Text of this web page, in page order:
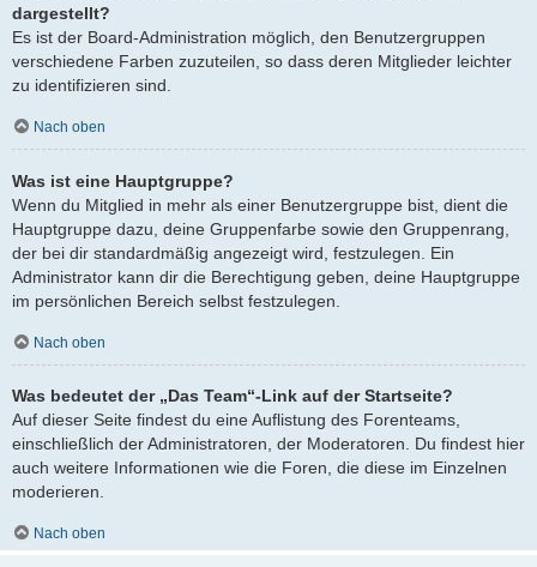
dargestellt?
Es ist der Board-Administration möglich, den Benutzergruppen
verschiedene Farben zuzuteilen, so dass deren Mitglieder leichter
zu identifizieren sind.
Nach oben
Was ist eine Hauptgruppe?
Wenn du Mitglied in mehr als einer Benutzergruppe bist, dient die
Hauptgruppe dazu, deine Gruppenfarbe sowie den Gruppenrang,
der bei dir standardmäßig angezeigt wird, festzulegen. Ein
Administrator kann dir die Berechtigung geben, deine Hauptgruppe
im persönlichen Bereich selbst festzulegen.
Nach oben
Was bedeutet der „Das Team“-Link auf der Startseite?
Auf dieser Seite findest du eine Auflistung des Forenteams,
einschließlich der Administratoren, der Moderatoren. Du findest hier
auch weitere Informationen wie die Foren, die diese im Einzelnen
moderieren.
Nach oben